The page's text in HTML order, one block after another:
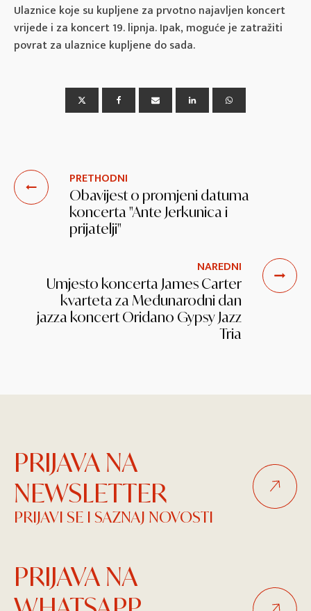
Ulaznice koje su kupljene za prvotno najavljen koncert
vrijede i za koncert 19. lipnja. Ipak, moguće je zatražiti
povrat za ulaznice kupljene do sada.
PRETHODNI
Obavijest o promjeni datuma
koncerta "Ante Jerkunica i
prijatelji"
NAREDNI
Umjesto koncerta James Carter
kvarteta za Međunarodni dan
jazza koncert Oridano Gypsy Jazz
Tria
PRIJAVA NA
NEWSLETTER
PRIJAVI SE I SAZNAJ NOVOSTI
PRIJAVA NA